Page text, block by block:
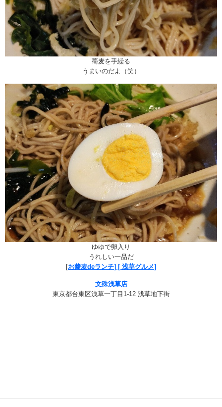
蕎麦を手繰る
うまいのだよ（笑）
ゆゆで卵入り
うれしい一品だ
[お蕎麦deランチ] [ 浅草グルメ]
文殊浅草店
東京都台東区浅草一丁目1-12 浅草地下街